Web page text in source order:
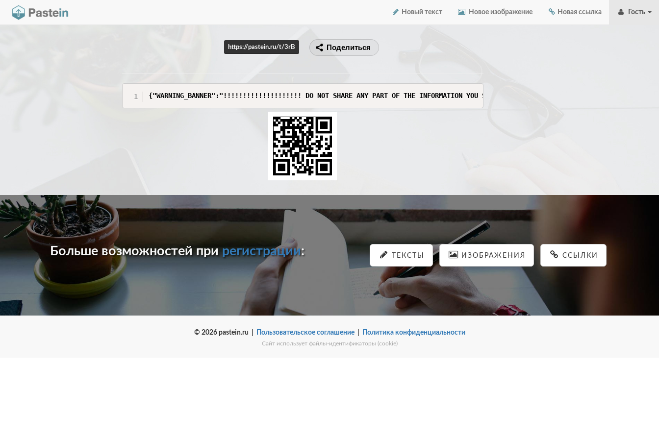
Новый текст Новое изображение Новая ссылка Гость
https://pastein.ru/t/3rB Поделиться
{"WARNING_BANNER":"!!!!!!!!!!!!!!!!!!!! DO NOT SHARE ANY PART OF THE INFORMATION YOU SEE HERE. THIS INFORMATION IS SENSITIVE AND CAN
Больше возможностей прирегистрации: ТЕКСТЫ ИЗОБРАЖЕНИЯ ССЫЛКИ
© 2026 pastein.ru | Пользовательское соглашение| Политика конфиденциальности
Сайт использует файлы-идентификаторы (cookie)